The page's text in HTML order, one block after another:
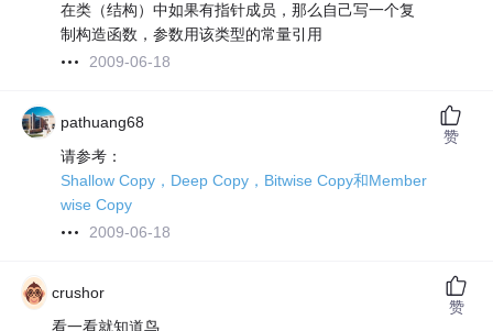
在类（结构）中如果有指针成员，那么自己写一个复
制构造函数，参数用该类型的常量引用
2009-06-18
pathuang68
请参考：
Shallow Copy，Deep Copy，Bitwise Copy和Member
wise Copy
2009-06-18
赞
crushor
看一看就知道鸟
赞